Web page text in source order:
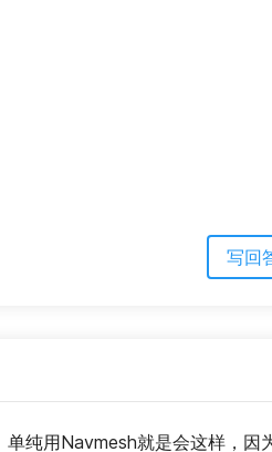
写回
纯用Navmesh就是会这样，因